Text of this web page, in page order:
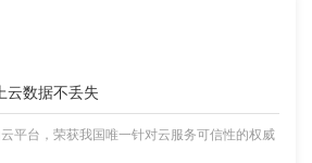
云数据不丢失
平台，荣获我国唯一针对云服务可信性的权威